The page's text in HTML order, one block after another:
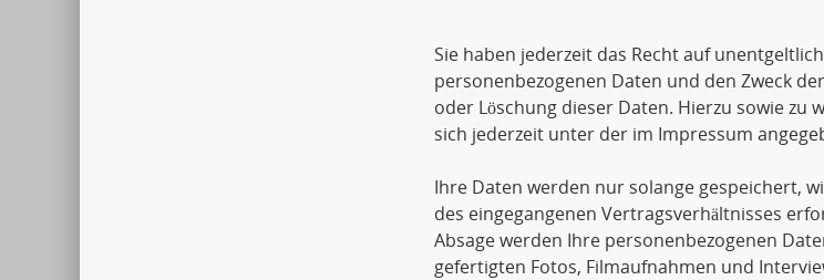
Sie haben jederzeit das Recht auf
personenbezogenen Daten und den Zweck
oder Löschung dieser Daten. Hierzu sowie zu
sich jederzeit unter der im Impressum
Ihre Daten werden nur solange gespeichert,
des eingegangenen Vertragsverhältnisses
Absage werden Ihre personenbezogenen
gefertigten Fotos, Filmaufnahmen und